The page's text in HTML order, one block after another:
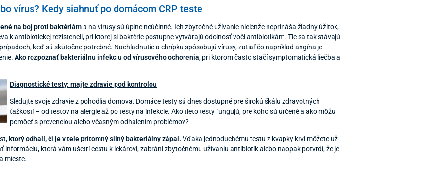
vírus? Kedy siahnuť po domácom CRP teste
na boj proti baktériáma na vírusy sú úplne neúčinné. Ich zbytočné užívanie nielenže neprináša žiadny úžitok,
k antibiotickej rezistencii, pri ktorej si baktérie postupne vytvárajú odolnosť voči antibiotikám. Tie sa tak stávajú
keď sú skutočne potrebné. Nachladnutie a chrípku spôsobujú vírusy, zatiaľ čo napríklad angína je
Ako rozpoznať bakteriálnu infekciu od vírusového ochorenia, pri ktorom často stačí symptomatická liečba a
Diagnostické testy: majte zdravie pod kontrolou
Sledujte svoje zdravie z pohodlia domova. Domáce testy sú dnes dostupné pre širokú škálu zdravotných
ťažkostí – od testov na alergie až po testy na infekcie. Ako tieto testy fungujú, pre koho sú určené a ako môžu
pomôcť s prevenciou alebo včasným odhalením problémov?
, ktorý odhalí, či je v tele prítomný silný bakteriálny zápal. Vďaka jednoduchému testu z kvapky krvi môžete už
informáciu, ktorá vám ušetrí cestu k lekárovi, zabráni zbytočnému užívaniu antibiotík alebo naopak potvrdí, že je
mieste.